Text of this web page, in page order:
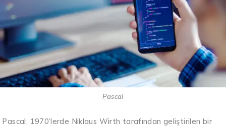
Pascal
Pascal, 1970’lerde Niklaus Wirth tarafından geliştirilen bir